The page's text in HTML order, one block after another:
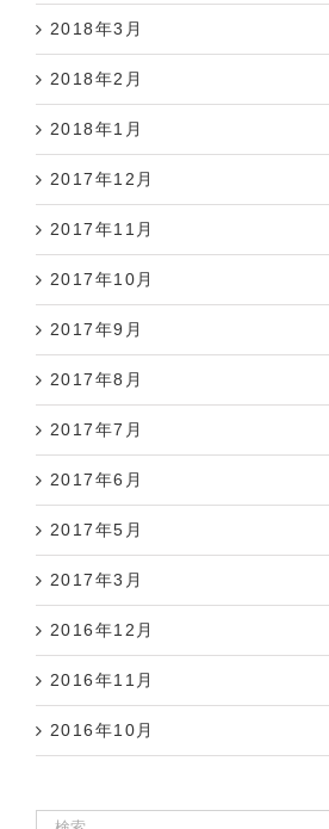
2018年3月
2018年2月
2018年1月
2017年12月
2017年11月
2017年10月
2017年9月
2017年8月
2017年7月
2017年6月
2017年5月
2017年3月
2016年12月
2016年11月
2016年10月
検